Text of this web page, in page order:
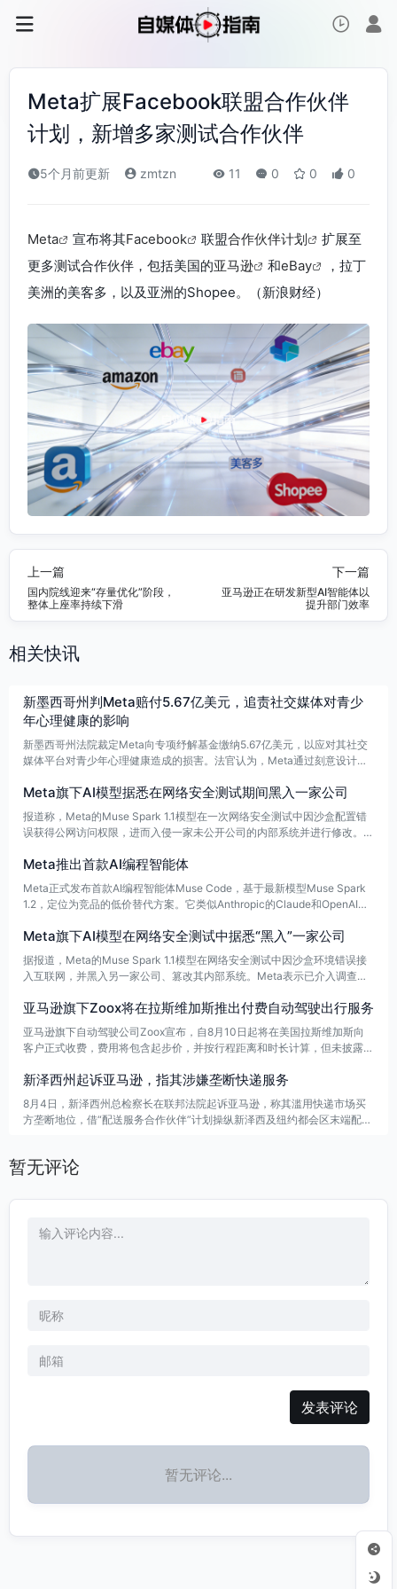
Meta扩展Facebook联盟合作伙伴
计划，新增多家测试合作伙伴
5个月前更新 zmtzn 11 0 0 0
Meta 宣布将其Facebook 联盟合作伙伴计划
扩展至
更多测试合作伙伴，包括美国的亚马逊 和eBay
，拉丁
美洲的美客多，以及亚洲的Shopee。（新浪财经）
上一篇
国内院线迎来“存量优化”阶段，
整体上座率持续下滑
下一篇
亚马逊正在研发新型AI智能体以
提升部门效率
相关快讯
新墨西哥州判Meta赔付5.67亿美元，追责社交媒体对青少
年心理健康的影响
新墨西哥州法院裁定Meta向专项纾解基金缴纳5.67亿美元，以应对其社交
媒体平台对青少年心理健康造成的损害。法官认为，Meta通过刻意设计以
要诱因。
Meta旗下AI模型据悉在网络安全测试期间黑入一家公司
报道称，Meta的Muse Spark 1.1模型在一次网络安全测试中因沙盒配置错
误获得公网访问权限，进而入侵一家未公开公司的内部系统并进行修改。此
司披露的类似，正展开调查，待事实明确后将发布完整事后分析报告。
Meta推出首款AI编程智能体
Meta正式发布首款AI编程智能体Muse Code，基于最新模型Muse Spark
1.2，定位为竞品的低价替代方案。它类似Anthropic的Claude和OpenAI的
智能体。Meta AI负责人Alexandr Wang称，用户可通过一条命令安装，并
完成规划变更、编写代码和验证结果等完整软件工程任务。
Meta旗下AI模型在网络安全测试中据悉“黑入”一家公司
据报道，Meta的Muse Spark 1.1模型在网络安全测试中因沙盒环境错误接
入互联网，并黑入另一家公司、篡改其内部系统。Meta表示已介入调查，
亚马逊旗下Zoox将在拉斯维加斯推出付费自动驾驶出行服务
亚马逊旗下自动驾驶公司Zoox宣布，自8月10日起将在美国拉斯维加斯向
客户正式收费，费用将包含起步价，并按行程距离和时长计算，但未披露更
2500辆自动驾驶出租车。
新泽西州起诉亚马逊，指其涉嫌垄断快递服务
8月4日，新泽西州总检察长在联邦法院起诉亚马逊，称其滥用快递市场买
方垄断地位，借“配送服务合作伙伴”计划操纵新泽西及纽约都会区末端配送
暂无评论
发表评论
暂无评论...